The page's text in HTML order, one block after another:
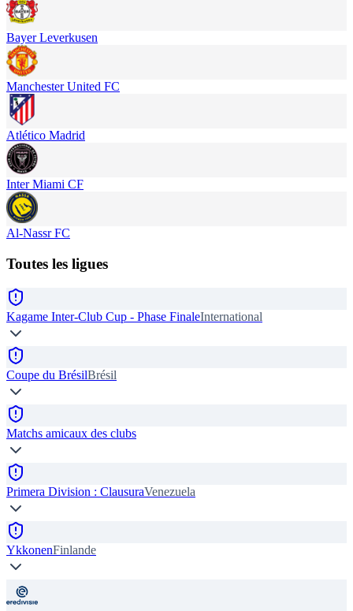
Bayer Leverkusen
Manchester United FC
Atlético Madrid
Inter Miami CF
Al-Nassr FC
Toutes les ligues
Kagame Inter-Club Cup - Phase FinaleInternational
Coupe du BrésilBrésil
Matchs amicaux des clubs
Primera Division : ClausuraVenezuela
YkkonenFinlande